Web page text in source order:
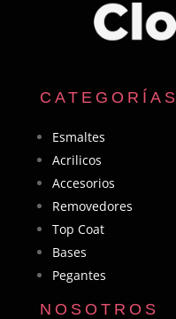
CATEGORÍAS
Esmaltes
Acrilicos
Accesorios
Removedores
Top Coat
Bases
Pegantes
NOSOTROS